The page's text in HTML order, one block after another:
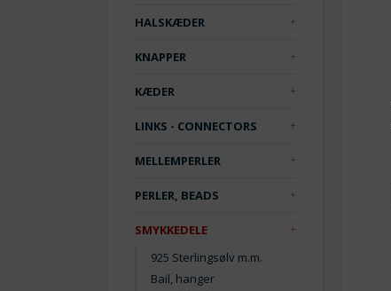
HALSKÆDER
KNAPPER
KÆDER
LINKS - CONNECTORS
MELLEMPERLER
PERLER, BEADS
SMYKKEDELE
925 Sterlingsølv m.m.
Bail, hanger